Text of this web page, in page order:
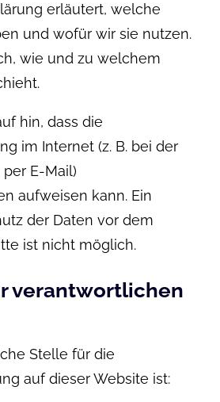
erläutert, welche
und wofür wir sie nutzen.
wie und zu welchem
hin, dass die
im Internet (z. B. bei der
E-Mail)
aufweisen kann. Ein
der Daten vor dem
ist nicht möglich.
verantwortlichen
Stelle für die
auf dieser Website ist: